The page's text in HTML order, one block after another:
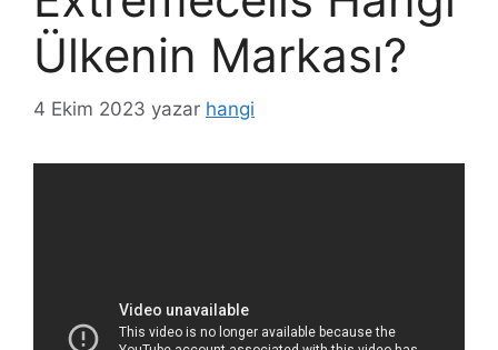
Ülkenin Markası?
4 Ekim 2023 yazar hangi